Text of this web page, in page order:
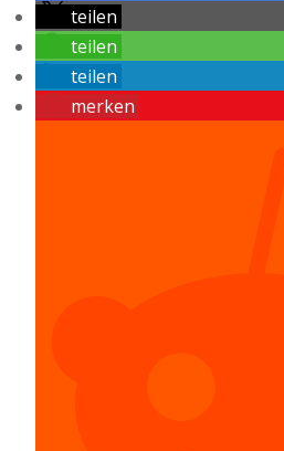
teilen
teilen
teilen
merken